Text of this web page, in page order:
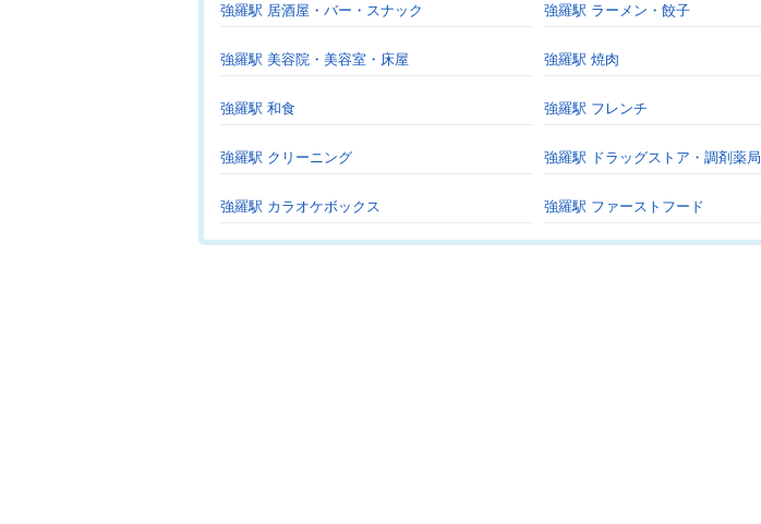
強羅駅 居酒屋・バー・スナック 強羅駅 ラーメン・餃子
強羅駅 美容院・美容室・床屋 強羅駅 焼肉
強羅駅 和食 強羅駅 フレンチ
強羅駅 クリーニング 強羅駅 ドラッグストア・調剤薬局
強羅駅 カラオケボックス 強羅駅 ファーストフード